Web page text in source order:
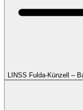
LINSS Fulda-Künzell –